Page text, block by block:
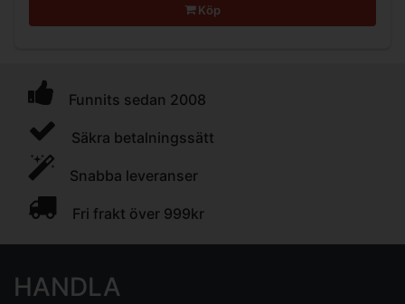
Köp
Funnits sedan 2008
Säkra betalningssätt
Snabba leveranser
Fri frakt över 999kr
HANDLA